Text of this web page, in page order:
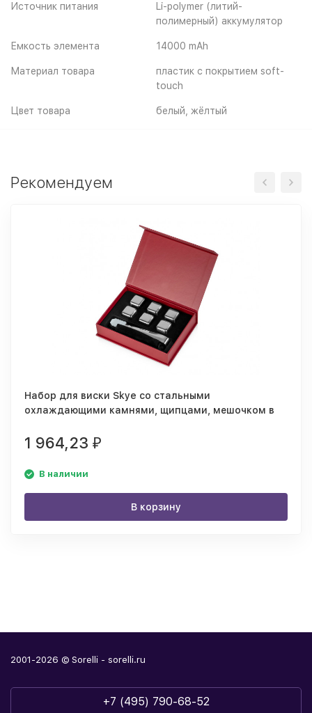
Источник питания
Li-polymer (литий-
полимерный) аккумулятор
Емкость элемента 14000 mAh
Материал товара
пластик с покрытием soft-
touch
Цвет товара белый, жёлтый
Рекомендуем
Набор для виски Skye со стальными
охлаждающими камнями, щипцами, мешочком в
1 964,23 ₽
В наличии
В корзину
2001-2026 © Sorelli - sorelli.ru
+7 (495) 790-68-52